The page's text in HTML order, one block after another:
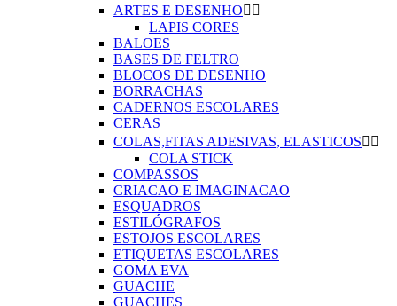
ARTES E DESENHO 
LAPIS CORES
BALOES
BASES DE FELTRO
BLOCOS DE DESENHO
BORRACHAS
CADERNOS ESCOLARES
CERAS
COLAS,FITAS ADESIVAS, ELASTICOS 
COLA STICK
COMPASSOS
CRIACAO E IMAGINACAO
ESQUADROS
ESTILÓGRAFOS
ESTOJOS ESCOLARES
ETIQUETAS ESCOLARES
GOMA EVA
GUACHE
GUACHES